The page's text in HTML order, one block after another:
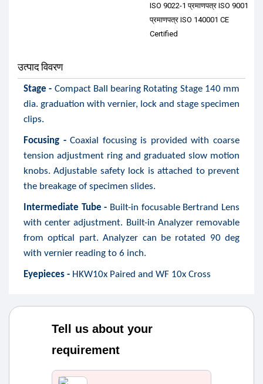
ISO 9022-1 प्रमाणपत्र ISO 9001
प्रमाणपत्र ISO 140001 CE
Certified
उत्पाद विवरण
Stage - Compact Ball bearing Rotating Stage 140 mm
dia. graduation with vernier, lock and stage specimen
clips.
Focusing -Coaxial focusing is provided with coarse
tension adjustment ring and graduated slow motion
knobs. Adjustable safety lock is attached to prevent
the breakage of specimen slides.
Intermediate Tube - Built-in focusable Bertrand Lens
with center adjustment. Built-in Analyzer removable
from optical part. Analyzer can be rotated 90 deg
with vernier reading to 6 inch.
Eyepieces - HKW10x Paired and WF 10x Cross
Tell us about your
requirement